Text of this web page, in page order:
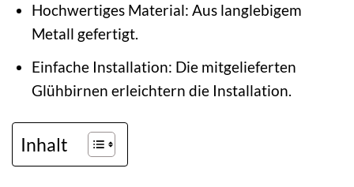
Hochwertiges Material: Aus langlebigem
Metall gefertigt.
Einfache Installation: Die mitgelieferten
Glühbirnen erleichtern die Installation.
Inhalt